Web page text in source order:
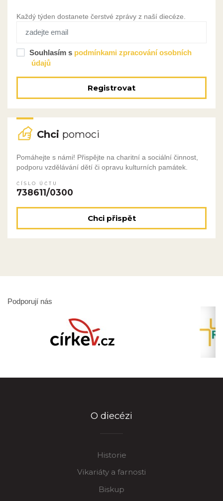
Každý týden dostanete čerstvé zprávy z naší diecéze.
Souhlasím s podmínkami zpracování osobních
údajů
Registrovat
Chci pomoci
Pomáhejte s námi! Přispějte na charitní a sociální činnost,
podporu vzdělávání dětí či opravu kulturních památek.
ČÍSLO ÚČTU
738611/0300
Chci přispět
Podporují nás
O diecézi
Historie
Vikariáty a farnosti
Biskup